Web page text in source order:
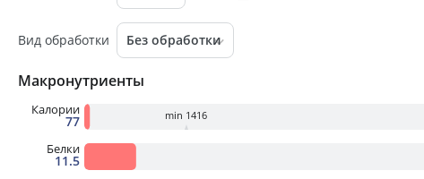
Вид обработки
Макронутриенты
Калории
77 min 1416
Белки
11.5